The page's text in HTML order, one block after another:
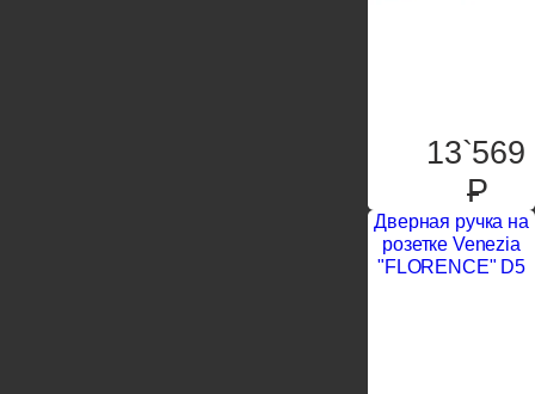
13`569
P
Дверная ручка на
розетке Venezia
"FLORENCE" D5